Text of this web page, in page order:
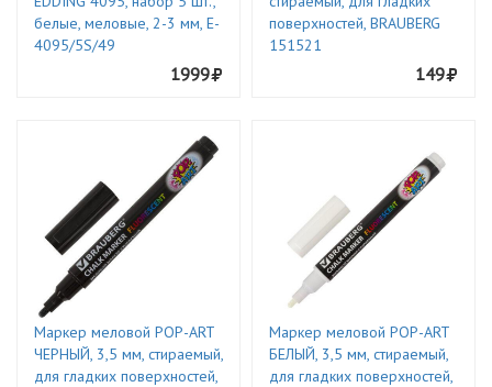
белые, меловые, 2-3 мм, E-
4095/5S/49
1999
поверхностей, BRAUBERG
151521
149
Маркер меловой POP-ART
ЧЕРНЫЙ, 3,5 мм, стираемый,
для гладких поверхностей,
Маркер меловой POP-ART
БЕЛЫЙ, 3,5 мм, стираемый,
для гладких поверхностей,